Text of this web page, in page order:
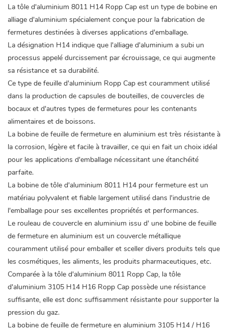
La tôle d'aluminium 8011 H14 Ropp Cap est un type de bobine en
alliage d'aluminium spécialement conçue pour la fabrication de
fermetures destinées à diverses applications d'emballage.
La désignation H14 indique que l'alliage d'aluminium a subi un
processus appelé durcissement par écrouissage, ce qui augmente
sa résistance et sa durabilité.
Ce type de feuille d'aluminium Ropp Cap est couramment utilisé
dans la production de capsules de bouteilles, de couvercles de
bocaux et d'autres types de fermetures pour les contenants
alimentaires et de boissons.
La bobine de feuille de fermeture en aluminium est très résistante à
la corrosion, légère et facile à travailler, ce qui en fait un choix idéal
pour les applications d'emballage nécessitant une étanchéité
parfaite.
La bobine de tôle d'aluminium 8011 H14 pour fermeture est un
matériau polyvalent et fiable largement utilisé dans l'industrie de
l'emballage pour ses excellentes propriétés et performances.
Le rouleau de couvercle en aluminium issu d' une bobine de feuille
de fermeture en aluminium est un couvercle métallique
couramment utilisé pour emballer et sceller divers produits tels que
les cosmétiques, les aliments, les produits pharmaceutiques, etc.
Comparée à la tôle d'aluminium 8011 Ropp Cap, la tôle
d'aluminium 3105 H14 H16 Ropp Cap possède une résistance
suffisante, elle est donc suffisamment résistante pour supporter la
pression du gaz.
La bobine de feuille de fermeture en aluminium 3105 H14 / H16